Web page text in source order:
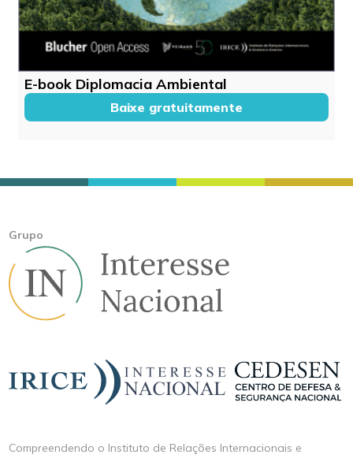
E-book Diplomacia Ambiental
Baixe gratuitamente
Grupo
Compreendendo o Instituto de Relações Internacionais e